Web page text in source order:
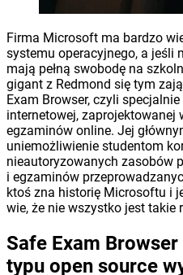
Firma Microsoft ma bardzo
systemu operacyjnego, a jeśli
mają pełną swobodę na
gigant z Redmond się tym
Exam Browser, czyli
internetowej, zaprojektowanej
egzaminów online. Jej
uniemożliwienie studentom
nieautoryzowanych zasobów
i egzaminów
ktoś zna historię Microsoftu i
wie, że nie wszystko jest takie
Safe Exam
typu open source